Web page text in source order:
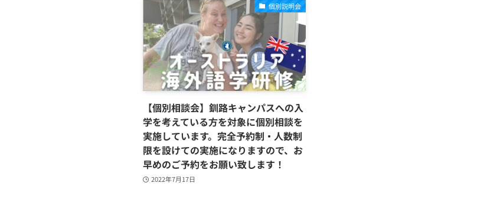
個別説明会
【個別相談会】釧路キャンパスへの入
学を考えている方を対象に個別相談を
実施しています。完全予約制・人数制
限を設けての実施になりますので、お
早めのご予約をお願い致します！
2022年7月17日